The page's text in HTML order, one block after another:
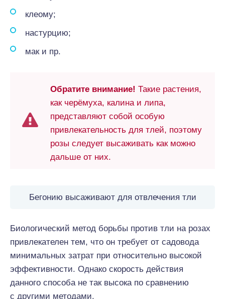
клеому;
настурцию;
мак и пр.
Обратите внимание! Такие растения,
как черёмуха, калина и липа,
представляют собой особую
привлекательность для тлей, поэтому
розы следует высаживать как можно
дальше от них.
Бегонию высаживают для отвлечения тли
Биологический метод борьбы против тли на розах
привлекателен тем, что он требует от садовода
минимальных затрат при относительно высокой
эффективности. Однако скорость действия
данного способа не так высока по сравнению
с другими методами.